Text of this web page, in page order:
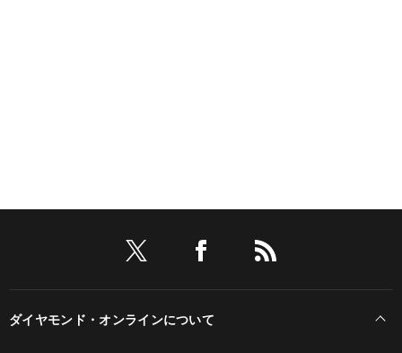
ダイヤモンド・オンラインについて